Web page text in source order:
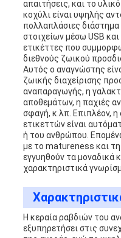
POLICY
απαιτήσεις, και το
κοχύλι είναι υψηλής
πολλαπλάσιες
στοιχείων μέσω USB
ετικέττες που
διεθνούς ζωικού
Αυτός ο αναγνώστης
ζωικής διαχείρισης
αναπαραγωγής, η
αποθεμάτων, η παχιές
σφαγή, κ.λπ. Επιπλέον,
ετικεττών είναι
ή του ανθρώπου.
με το matureness και
εγγυηθούν τα μοναδικά
χαρακτηριστικά
Η κεραία ραβδιών του
εξυπηρετήσει στις